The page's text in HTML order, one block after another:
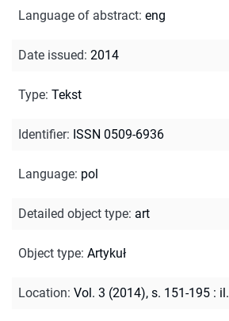
Language of abstract: eng
Date issued: 2014
Type: Tekst
Identifier: ISSN 0509-6936
Language: pol
Detailed object type: art
Object type: Artykuł
Location: Vol. 3 (2014), s. 151-195 : il.